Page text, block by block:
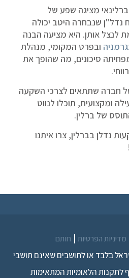
מציגה שפע של
נדל"ן שנבחרה היטב יכולה
לנצל אותן. היא מציעה הבנה
ובפרט המקומי, מנהלת
סיכונים, מה שהופך את
חברה שתתאים לצרכי השקעה
ומקצועית, תוכלו לנווט
של ברלין.
נדלן בברלין, צרו איתנו
מדיניות הפרטיות | חותם
בלבד או לתושבים שאינם תושבי
לתקנות הלאומיות המתאימות